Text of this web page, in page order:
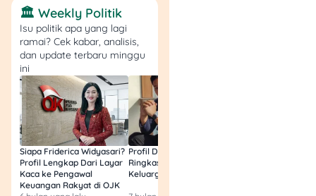
Simulasi 2: Telur, Sayur,
Buah, Susu
Perhitungan detail:
Nasi (150 g) =
Rp1.800 (sama
seperti di atas)
Telur 1 butir = Rp2.700
Minyak + bumbu +
🏛️ Weekly Politik
Isu politik apa yang lagi
ramai? Cek kabar, analisis,
dan update terbaru minggu
ini
Siapa Friderica Widyasari?
Profil Lengkap Dari Layar
Kaca ke Pengawal
Keuangan Rakyat di OJK
Profil Darma Mangkuluhur:
Ringkas Latar Belakang
Keluarga dan Bisnisnya